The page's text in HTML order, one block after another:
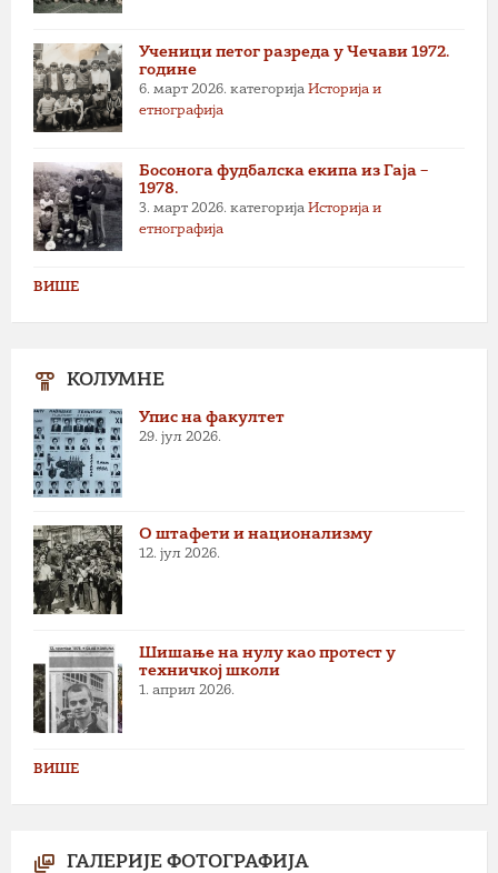
Ученици петог разреда у Чечави 1972.
године
6. март 2026. категорија Историја и
етнографија
Босонога фудбалска екипа из Гаја –
1978.
3. март 2026. категорија Историја и
етнографија
ВИШЕ
КОЛУМНЕ
Упис на факултет
29. јул 2026.
О штафети и национализму
12. јул 2026.
Шишање на нулу као протест у
техничкој школи
1. април 2026.
ВИШЕ
ГАЛЕРИЈЕ ФОТОГРАФИЈА